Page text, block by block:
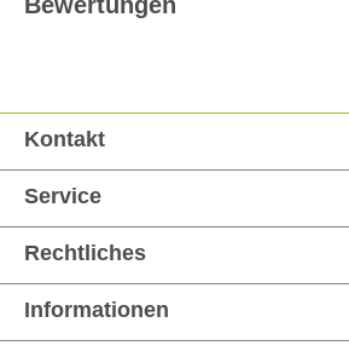
Kontakt
Service
Rechtliches
Informationen